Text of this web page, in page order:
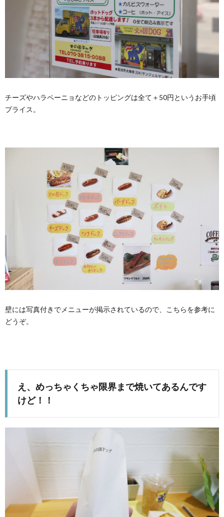
チーズやハラペーニョなどのトッピングは全て＋50円というお手頃
プライス。
壁には写真付きでメニューが掲示されているので、こちらを参考に
どうぞ。
え、めっちゃくちゃ限界まで焼いてあるんです
けど！！